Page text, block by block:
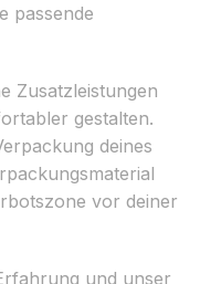
passende
Zusatzleistungen
gestalten.
deines
vor deiner
und unser